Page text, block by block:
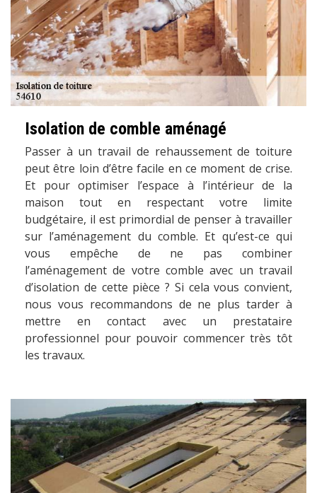
Isolation de comble aménagé
Passer à un travail de rehaussement de toiture
peut être loin d’être facile en ce moment de crise.
Et pour optimiser l’espace à l’intérieur de la
maison tout en respectant votre limite
budgétaire, il est primordial de penser à travailler
sur l’aménagement du comble. Et qu’est-ce qui
vous empêche de ne pas combiner
l’aménagement de votre comble avec un travail
d’isolation de cette pièce ? Si cela vous convient,
nous vous recommandons de ne plus tarder à
mettre en contact avec un prestataire
professionnel pour pouvoir commencer très tôt
les travaux.